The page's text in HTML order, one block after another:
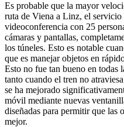
Es probable que la mayor
ruta de Viena a Linz, el
videoconferencia con 25
cámaras y pantallas,
los túneles. Esto es notable
que es manejar objetos en
Esto no fue tan bueno en todas
tanto cuando el tren no
se ha mejorado
móvil mediante nuevas
diseñadas para permitir que las
mejor.